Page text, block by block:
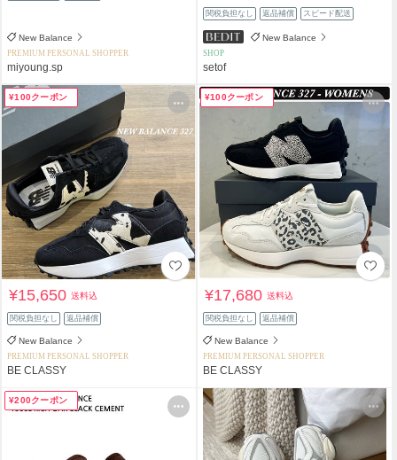
New Balance
PREMIUM PERSONAL SHOPPER
miyoung.sp
関税負担なし 返品補償 スピード配送
New Balance
SHOP
setof
¥100クーポン
¥15,650送料込
関税負担なし 返品補償
New Balance
PREMIUM PERSONAL SHOPPER
BE CLASSY
¥100クーポン
¥17,680送料込
関税負担なし 返品補償
New Balance
PREMIUM PERSONAL SHOPPER
BE CLASSY
¥200クーポン